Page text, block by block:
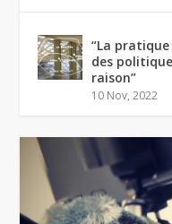
“La
des
raison”
10 Nov, 2022